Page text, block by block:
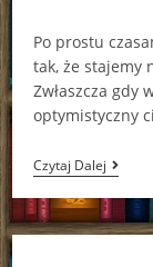
Po prostu
tak, że stajemy
Zwłaszcza gdy
optymistyczny
Czytaj Dalej
Jenny